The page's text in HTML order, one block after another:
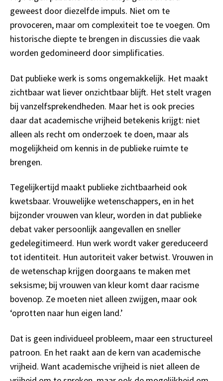
geweest door diezelfde impuls. Niet om te
provoceren, maar om complexiteit toe te voegen. Om
historische diepte te brengen in discussies die vaak
worden gedomineerd door simplificaties.
Dat publieke werk is soms ongemakkelijk. Het maakt
zichtbaar wat liever onzichtbaar blijft. Het stelt vragen
bij vanzelfsprekendheden. Maar het is ook precies
daar dat academische vrijheid betekenis krijgt: niet
alleen als recht om onderzoek te doen, maar als
mogelijkheid om kennis in de publieke ruimte te
brengen.
Tegelijkertijd maakt publieke zichtbaarheid ook
kwetsbaar. Vrouwelijke wetenschappers, en in het
bijzonder vrouwen van kleur, worden in dat publieke
debat vaker persoonlijk aangevallen en sneller
gedelegitimeerd. Hun werk wordt vaker gereduceerd
tot identiteit. Hun autoriteit vaker betwist. Vrouwen in
de wetenschap krijgen doorgaans te maken met
seksisme; bij vrouwen van kleur komt daar racisme
bovenop. Ze moeten niet alleen zwijgen, maar ook
‘oprotten naar hun eigen land.’
Dat is geen individueel probleem, maar een structureel
patroon. En het raakt aan de kern van academische
vrijheid. Want academische vrijheid is niet alleen de